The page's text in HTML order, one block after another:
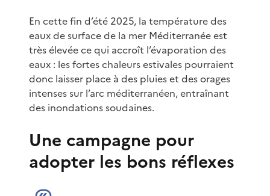
En cette fin d’été 2025, la température des
eaux de surface de la mer Méditerranée est
très élevée ce qui accroît l’évaporation des
eaux : les fortes chaleurs estivales pourraient
donc laisser place à des pluies et des orages
intenses sur l’arc méditerranéen, entraînant
des inondations soudaines.
Une campagne pour
adopter les bons réflexes